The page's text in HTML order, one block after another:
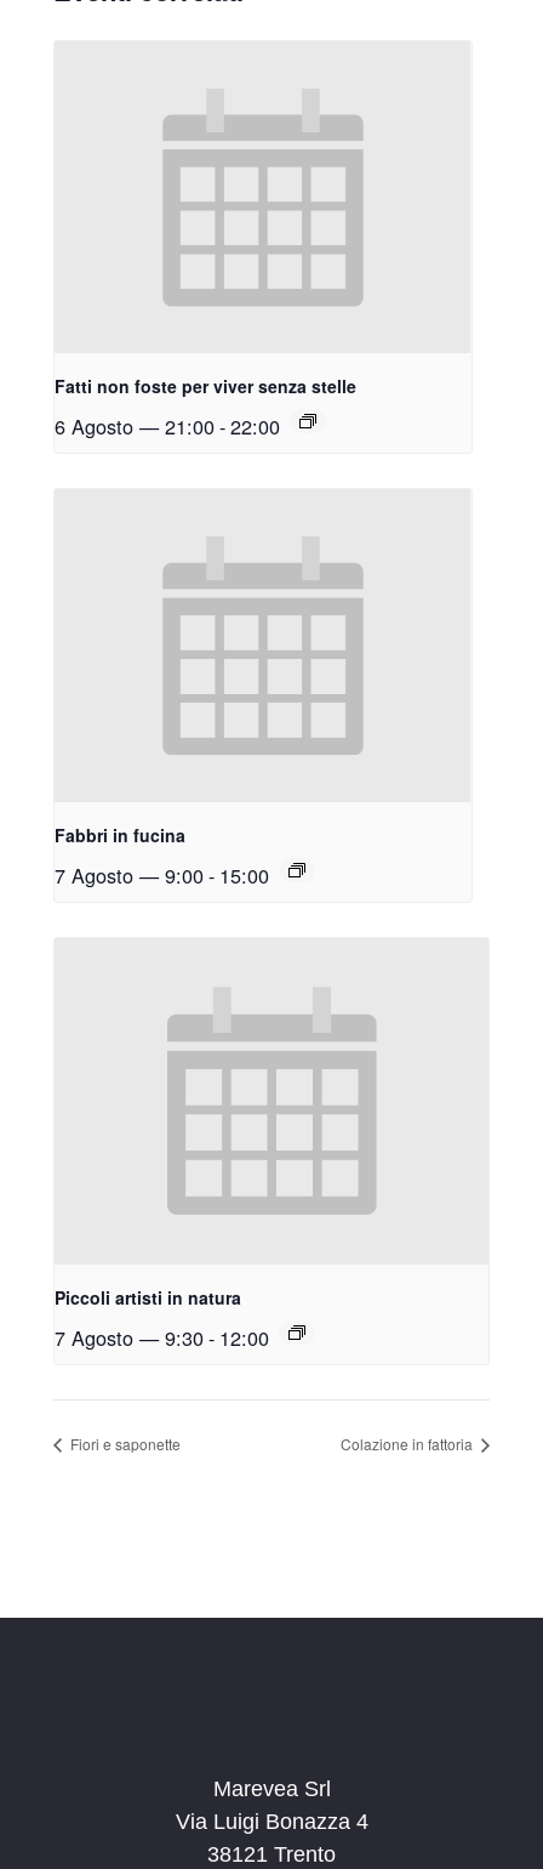
Fatti non foste per viver senza stelle
6 Agosto — 21:00-22:00
Fabbri in fucina
7 Agosto — 9:00- 15:00
Piccoli artisti in natura
7 Agosto — 9:30- 12:00
Fiori e saponette Colazione in fattoria
Marevea Srl
Via Luigi Bonazza 4
38121 Trento